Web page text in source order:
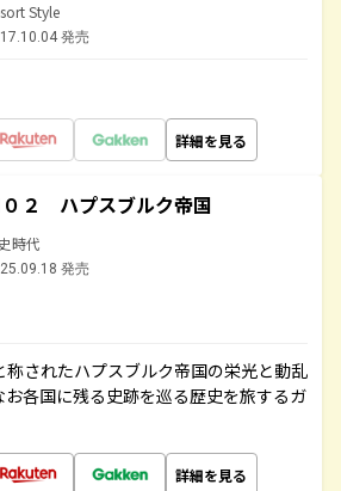
Style
発売
詳細を見る
０２ ハプスブルク帝国
時代
発売
称されたハプスブルク帝国の栄光と動乱
各国に残る史跡を巡る歴史を旅するガ
詳細を見る